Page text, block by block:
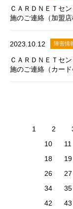
ＣＡＲＤＮＥＴセ
施のご連絡（加盟店
2023.10.12 障害情
ＣＡＲＤＮＥＴセ
施のご連絡（カード